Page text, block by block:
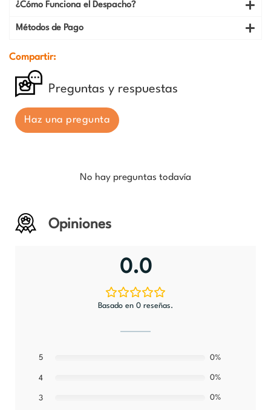
¿Cómo Funciona el Despacho?
Métodos de Pago
Compartir:
Preguntas y respuestas
Haz una pregunta
No hay preguntas todavía
Opiniones
0.0
Basado en 0 reseñas.
5 0%
4 0%
3 0%